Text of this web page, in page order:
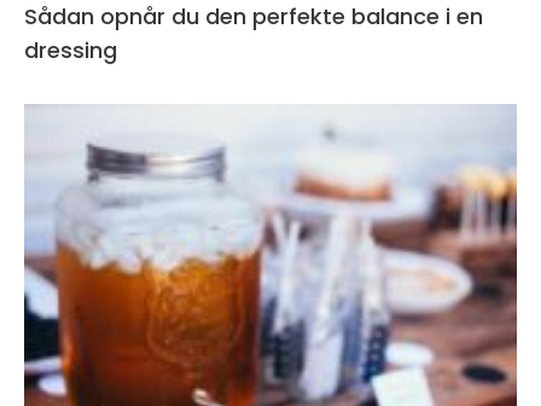
Sådan opnår du den perfekte balance i en
dressing